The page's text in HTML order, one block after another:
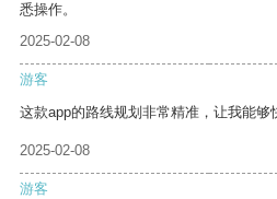
悉操作。
2025-02-08
游客
这款app的路线规划非常精准，让我能够
2025-02-08
游客